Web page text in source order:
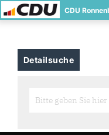
CDU
Detailsuche